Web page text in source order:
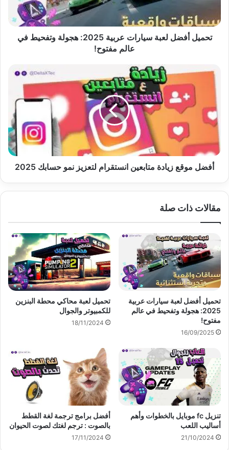
في
عالم
تحميل أفضل لعبة سيارات عربية 2025: هجولة وتفحيط في
عالم مفتوح!
أفضل
زيادة
انستقرام
لتعزيز
نمو
حسابك
2025
أفضل موقع زيادة متابعين انستقرام لتعزيز نمو حسابك 2025
مقالات ذات صلة
تحميل أفضل لعبة سيارات عربية
2025: هجولة وتفحيط في عالم
مفتوح!
16/09/2025
تحميل لعبة محاكي محطة البنزين
للكمبيوتر والجوال
18/11/2024
تنزيل fc موبايل بالخطوات وأهم
أساليب اللعب
21/10/2024
أفضل برامج ترجمة لغة القطط
بالصوت : ترجم لغتك لصوت الحيوان
17/11/2024